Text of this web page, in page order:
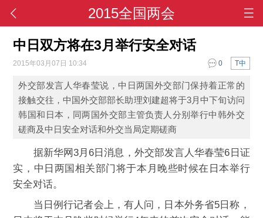
2015全国两会
中日双方将在3月举行安全对话
2015年03月07日 10:34 T中
0
外交部发言人华春莹说，中日两国外交部门保持着正常的
接触交往，中国外交部部长助理刘建超将于3月中下旬访问
韩国和日本，同两国外交部主管负责人分别举行中韩外交
磋商及中日安全对话和外交当局定期磋商
据新华网3月6日消息，外交部发言人华春莹6日证
实，中日两国相关部门将于本月晚些时候在日本举行
安全对话。
当日例行记者会上，有人问，日本外务省5日称，